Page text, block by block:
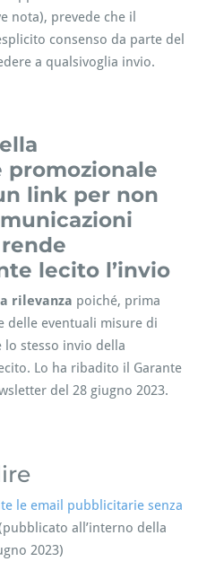
nota), prevede che il
consenso da parte del
a qualsivoglia invio.
promozionale
link per non
lecito l’invio
rilevanza poiché, prima
delle eventuali misure di
stesso invio della
Lo ha ribadito il Garante
del 28 giugno 2023.
le email pubblicitarie senza
all’interno della
2023)